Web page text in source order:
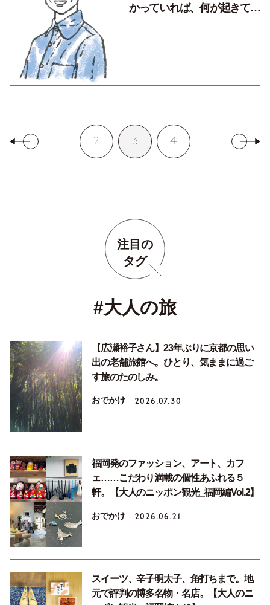
かっていれば、何が起きても
2 3 4
注目の
タグ
#大人の旅
【広瀬裕子さん】23年ぶりに京都の思い
出の老舗旅館へ。ひとり、気ままに過ご
す旅のたのしみ。
おでかけ 2026.07.30
福岡発のファッション、アート、カフ
ェ……こだわり満載の個性あふれる５
軒。【大人のニッポン観光_福岡編Vol.2】
おでかけ 2026.06.21
スイーツ、辛子明太子、角打ちまで。地
元で評判の博多名物・名店。【大人のニ